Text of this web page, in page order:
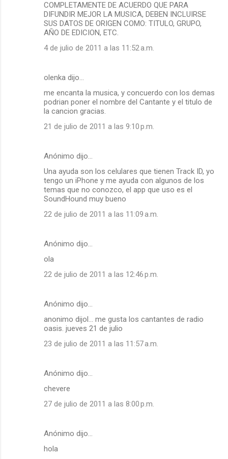
COMPLETAMENTE DE ACUERDO QUE PARA
DIFUNDIR MEJOR LA MUSICA, DEBEN INCLUIRSE
SUS DATOS DE ORIGEN COMO: TITULO, GRUPO,
AÑO DE EDICION, ETC.
4 de julio de 2011 a las 11:52 a.m.
olenka dijo…
me encanta la musica, y concuerdo con los demas
podrian poner el nombre del Cantante y el titulo de
la cancion gracias.
21 de julio de 2011 a las 9:10 p.m.
Anónimo dijo…
Una ayuda son los celulares que tienen Track ID, yo
tengo un iPhone y me ayuda con algunos de los
temas que no conozco, el app que uso es el
SoundHound muy bueno
22 de julio de 2011 a las 11:09 a.m.
Anónimo dijo…
ola
22 de julio de 2011 a las 12:46 p.m.
Anónimo dijo…
anonimo dijol... me gusta los cantantes de radio
oasis. jueves 21 de julio
23 de julio de 2011 a las 11:57 a.m.
Anónimo dijo…
chevere
27 de julio de 2011 a las 8:00 p.m.
Anónimo dijo…
hola